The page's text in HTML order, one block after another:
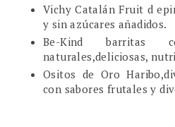
Vichy Catalán Fruit d
y sin azúcares añadidos.
Be-Kind barritas
naturales,deliciosas,
Ositos de Oro
con sabores frutales y